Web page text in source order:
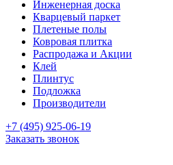
Инженерная доска
Кварцевый паркет
Плетеные полы
Ковровая плитка
Распродажа и Акции
Клей
Плинтус
Подложка
Производители
+7 (495) 925-06-19
Заказать звонок